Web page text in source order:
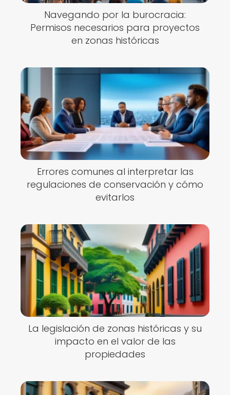
Navegando por la burocracia:
Permisos necesarios para proyectos
en zonas históricas
Errores comunes al interpretar las
regulaciones de conservación y cómo
evitarlos
La legislación de zonas históricas y su
impacto en el valor de las
propiedades